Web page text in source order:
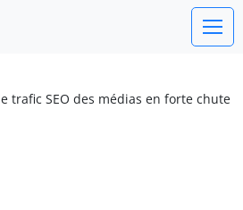
trafic SEO des médias en forte chute